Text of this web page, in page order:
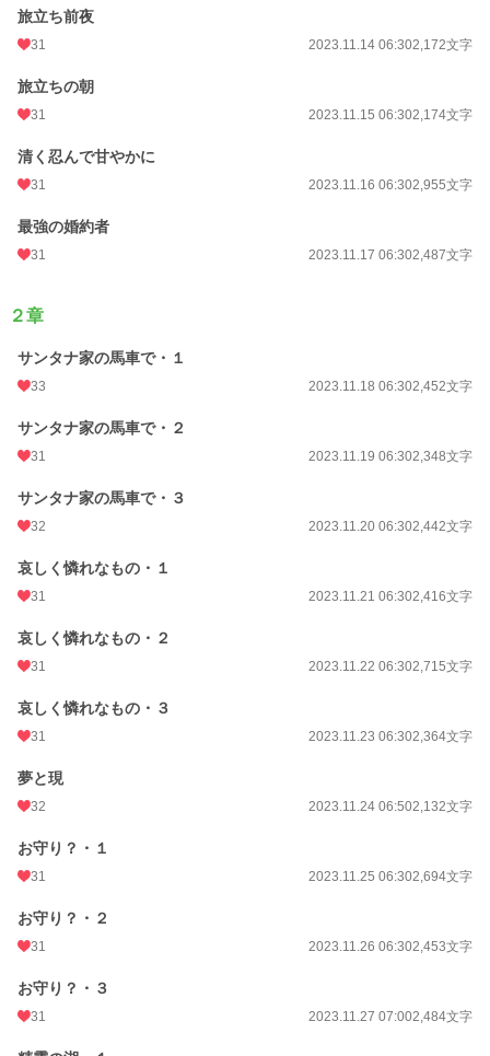
旅立ち前夜
31 2023.11.14 06:302,172文字
旅立ちの朝
31 2023.11.15 06:302,174文字
清く忍んで甘やかに
31 2023.11.16 06:302,955文字
最強の婚約者
31 2023.11.17 06:302,487文字
２章
サンタナ家の馬車で・１
33 2023.11.18 06:302,452文字
サンタナ家の馬車で・２
31 2023.11.19 06:302,348文字
サンタナ家の馬車で・３
32 2023.11.20 06:302,442文字
哀しく憐れなもの・１
31 2023.11.21 06:302,416文字
哀しく憐れなもの・２
31 2023.11.22 06:302,715文字
哀しく憐れなもの・３
31 2023.11.23 06:302,364文字
夢と現
32 2023.11.24 06:502,132文字
お守り？・１
31 2023.11.25 06:302,694文字
お守り？・２
31 2023.11.26 06:302,453文字
お守り？・３
31 2023.11.27 07:002,484文字